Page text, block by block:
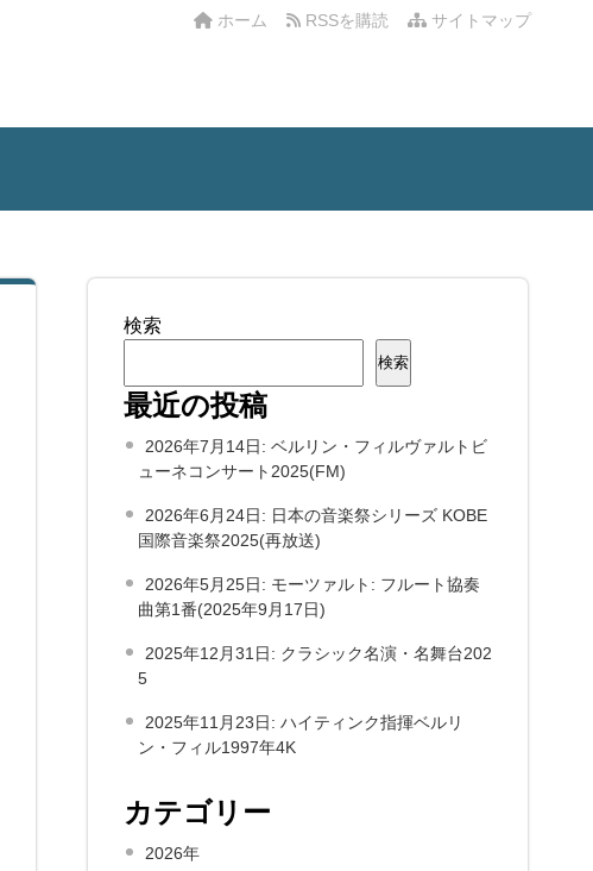
サイトマップ
RSSを購読
ホーム
検索
検索
最近の投稿
2026年7月14日: ベルリン・フィルヴァルトビ
ューネコンサート2025(FM)
2026年6月24日: 日本の音楽祭シリーズ KOBE
国際音楽祭2025(再放送)
2026年5月25日: モーツァルト: フルート協奏
曲第1番(2025年9月17日)
2025年12月31日: クラシック名演・名舞台202
5
2025年11月23日: ハイティンク指揮ベルリ
ン・フィル1997年4K
カテゴリー
2026年